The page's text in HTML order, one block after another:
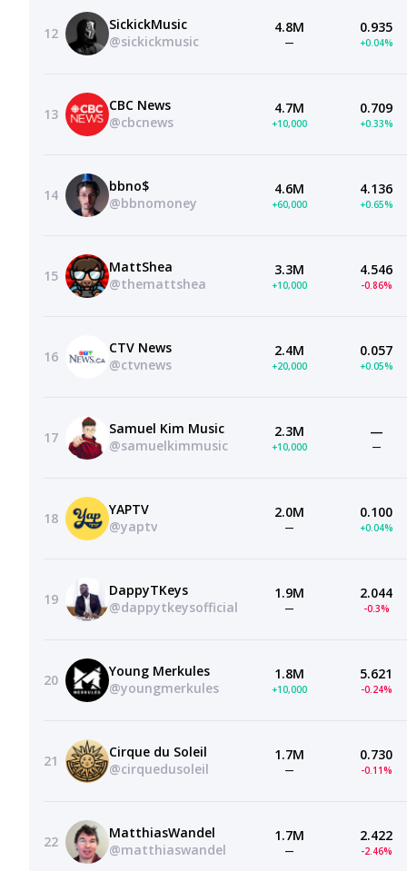
12
SickickMusic
@sickickmusic
4.8M
—
0.935
+0.04%
13
CBC News
@cbcnews
4.7M
+10,000
0.709
+0.33%
14
bbno$
@bbnomoney
4.6M
+60,000
4.136
+0.65%
15
MattShea
@themattshea
3.3M
+10,000
4.546
-0.86%
16
CTV News
@ctvnews
2.4M
+20,000
0.057
+0.05%
17
Samuel Kim Music
@samuelkimmusic
2.3M
+10,000
—
—
18
YAPTV
@yaptv
2.0M
—
0.100
+0.04%
19
DappyTKeys
@dappytkeysofficial
1.9M
—
2.044
-0.3%
20
Young Merkules
@youngmerkules
1.8M
+10,000
5.621
-0.24%
21
Cirque du Soleil
@cirquedusoleil
1.7M
—
0.730
-0.11%
22
MatthiasWandel
@matthiaswandel
1.7M
—
2.422
-2.46%